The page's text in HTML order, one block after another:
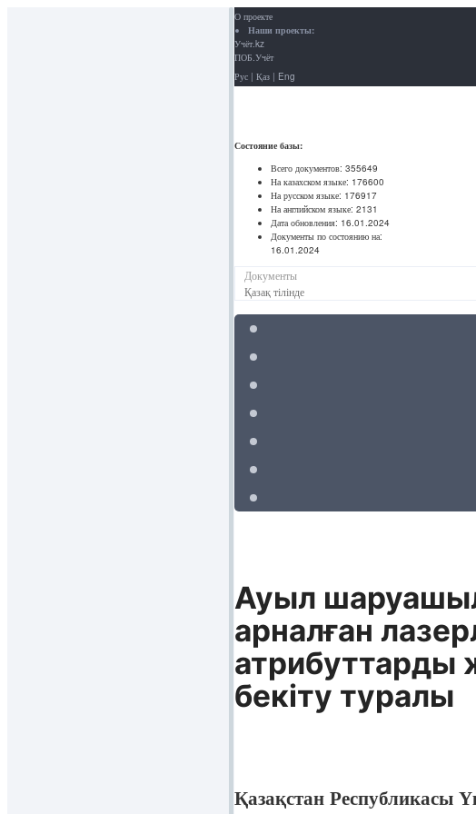
О проекте
Наши проекты:
Учёт.kz
ПОБ.Учёт
Рус | Қаз | Eng
Состояние базы:
Всего документов: 355649
На казахском языке: 176600
На русском языке: 176917
На английском языке: 2131
Дата обновления: 16.01.2024
Документы по состоянию на:
16.01.2024
Документы
Қазақ тілінде
Ауыл
арналған
атрибуттарды
бекіту туралы
Қазақстан Республикасы